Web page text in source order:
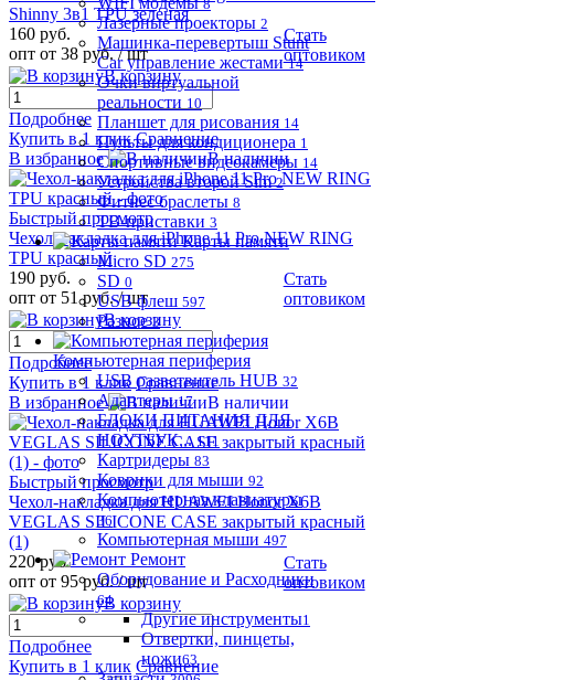
8
Лазерные проекторы 2
Машинка-перевертыш Stunt
Car управление жестами 14
Очки виртуальной
реальности 10
Планшет для рисования 14
Пульты для кондиционера 1
Спортивные видеокамеры 14
Устройства второй Sim 2
Фитнес браслеты 8
ТВ-приставки 3
Карты памяти
Micro SD 275
SD 0
USB флеш 597
Разное 3
Компьютерная периферия
USB разветвитель HUB 32
Адаптеры 17
БЛОКИ ПИТАНИЯ ДЛЯ
НОУТБУК... 111
Картридеры 83
Коврики для мыши 92
Компьютерная клавиатуры
36
Компьютерная мыши 497
Ремонт
Оборудование и Расходники
64
Другие инструменты1
Отвертки, пинцеты,
ножи63
Shinny 3в1 TPU зеленая
160 руб.
опт от 38 руб. / шт
Стать
оптовиком
В корзину
Подробнее
Купить в 1 клик Сравнение
В избранное
В наличии
Быстрый просмотр
Чехол-накладка для iPhone 11 Pro NEW RING
TPU красный
190 руб.
опт от 51 руб. / шт
Стать
оптовиком
В корзину
Подробнее
Купить в 1 клик Сравнение
В избранное
В наличии
Быстрый просмотр
Чехол-накладка для HUAWEI Honor X6B
VEGLAS SILICONE CASE закрытый красный
(1)
220 руб.
опт от 95 руб. / шт
Стать
оптовиком
В корзину
Подробнее
Купить в 1 клик Сравнение